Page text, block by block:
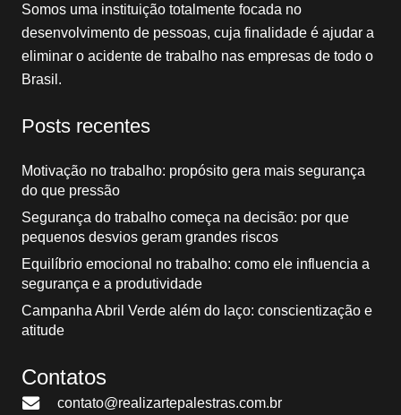
Somos uma instituição totalmente focada no
desenvolvimento de pessoas, cuja finalidade é ajudar a
eliminar o acidente de trabalho nas empresas de todo o
Brasil.
Posts recentes
Motivação no trabalho: propósito gera mais segurança
do que pressão
Segurança do trabalho começa na decisão: por que
pequenos desvios geram grandes riscos
Equilíbrio emocional no trabalho: como ele influencia a
segurança e a produtividade
Campanha Abril Verde além do laço: conscientização e
atitude
Contatos
contato@realizartepalestras.com.br